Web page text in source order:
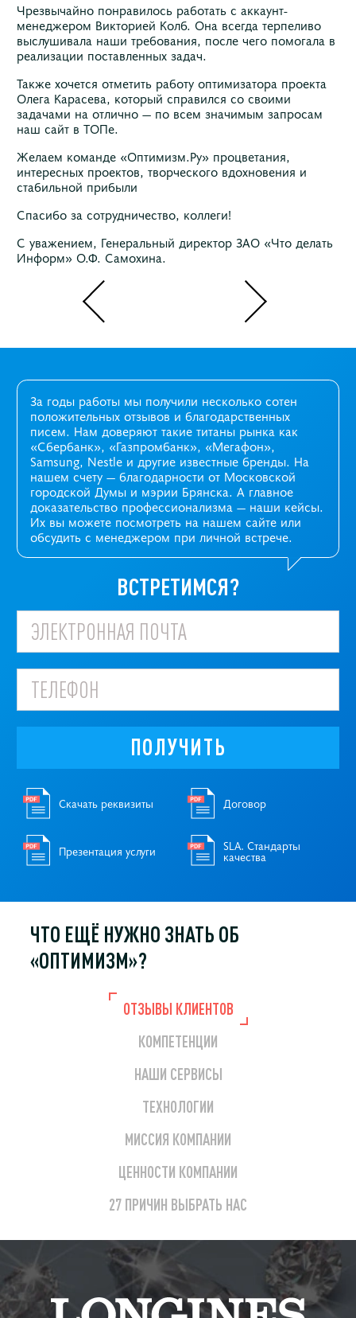
Чрезвычайно понравилось работать с аккаунт-
менеджером Викторией Колб. Она всегда терпеливо
выслушивала наши требования, после чего помогала в
реализации поставленных задач.
Также хочется отметить работу оптимизатора проекта
Олега Карасева, который справился со своими
задачами на отлично — по всем значимым запросам
наш сайт в ТОПе.
Желаем команде «Оптимизм.Ру» процветания,
интересных проектов, творческого вдохновения и
стабильной прибыли
Спасибо за сотрудничество, коллеги!
С уважением, Генеральный директор ЗАО «Что делать
Информ» О.Ф. Самохина.
За годы работы мы получили несколько сотен
положительных отзывов и благодарственных
писем. Нам доверяют такие титаны рынка как
«Сбербанк», «Газпромбанк», «Мегафон»,
Samsung, Nestle и другие известные бренды. На
нашем счету — благодарности от Московской
городской Думы и мэрии Брянска. А главное
доказательство профессионализма — наши кейсы.
Их вы можете посмотреть на нашем сайте или
обсудить с менеджером при личной встрече.
ВСТРЕТИМСЯ?
ПОЛУЧИТЬ
Скачать реквизиты Договор
Презентация услуги SLA. Стандарты
качества
ЧТО ЕЩЁ НУЖНОЗНАТЬ ОБ
«ОПТИМИЗМ»?
ОТЗЫВЫ КЛИЕНТОВ
КОМПЕТЕНЦИИ
НАШИ СЕРВИСЫ
ТЕХНОЛОГИИ
МИССИЯ КОМПАНИИ
ЦЕННОСТИ КОМПАНИИ
27 ПРИЧИН ВЫБРАТЬ НАС